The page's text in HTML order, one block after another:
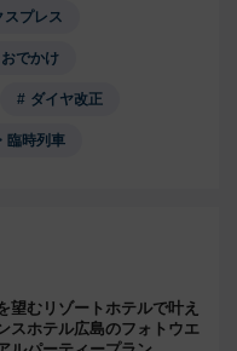
スプレス
おでかけ
ダイヤ改正
臨時列車
望むリゾートホテルで叶え
スホテル広島のフォトウエ